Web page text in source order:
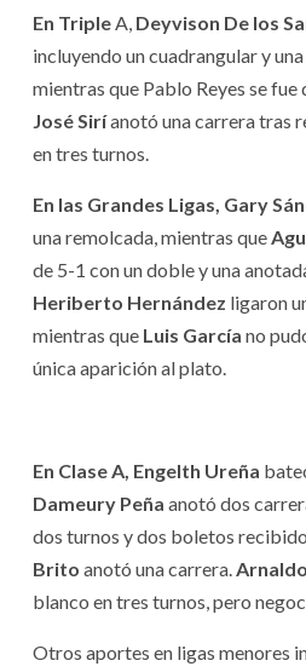
En TripleA, Deyvison De los
incluyendo un cuadrangular y
mientras que Pablo Reyes se fue
José Siríanotó una carrera tras
en tres turnos.
En las Grandes Ligas, Gary
una remolcada, mientras que
de 5-1 con un doble y una
Heriberto Hernández ligaron
mientras que Luis García no
única aparición al plato.
En Clase A, Engelth Ureña
Dameury Peña anotó dos
dos turnos y dos boletos
Brito anotó una carrera.
blanco en tres turnos, pero
Otros aportes en ligas menores